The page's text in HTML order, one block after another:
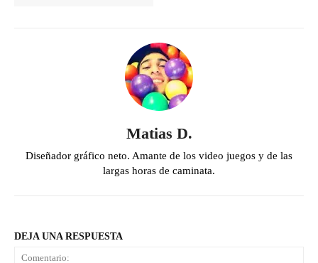
Matias D.
Diseñador gráfico neto. Amante de los video juegos y de las
largas horas de caminata.
DEJA UNA RESPUESTA